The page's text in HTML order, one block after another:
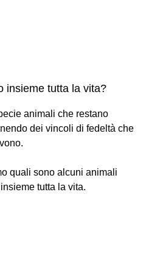
insieme tutta la vita?
animali che restano
dei vincoli di fedeltà che
quali sono alcuni animali
tutta la vita.